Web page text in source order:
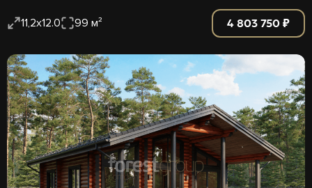
11,2х12.0 99 м² 4 803 750 ₽